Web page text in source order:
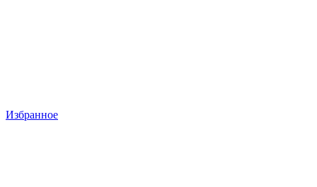
Избранное